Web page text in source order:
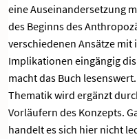
eine Auseinandersetzung
des Beginns des
verschiedenen Ansätze
Implikationen eingängig
macht das Buch
Thematik wird ergänzt
Vorläufern des Konzepts.
handelt es sich hier nicht